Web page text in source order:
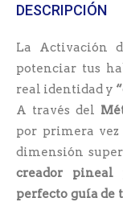
DESCRIPCIÓN
La Activación
potenciar tus
real identidad y
A través del
por primera vez
dimensión
creador
perfecto guía de